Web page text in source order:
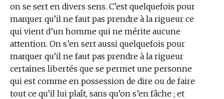
on se sert en divers sens. C’est quelquefois pour
marquer qu’il ne faut pas prendre à la rigueur ce
qui vient d’un homme qui ne mérite aucune
attention. On s’en sert aussi quelquefois pour
marquer qu’il ne faut pas prendre à la rigueur
certaines libertés que se permet une personne
qui est comme en possession de dire ou de faire
tout ce qu’il lui plaît, sans qu’on s’en fâche ; et